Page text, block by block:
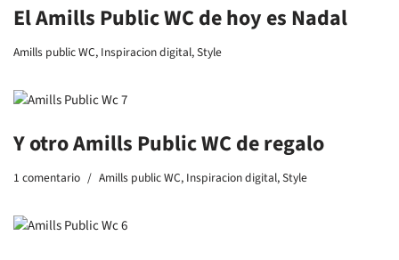
El Amills Public WC de hoy es Nadal
Amills public WC, Inspiracion digital,Style
Y otro Amills Public WC de regalo
1 comentario Amills public WC, Inspiracion digital,Style